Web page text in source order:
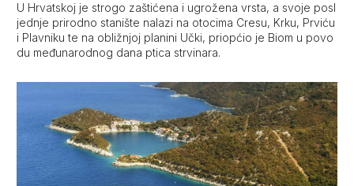
U Hrvatskoj je strogo zaštićena i ugrožena vrsta, a svoje posl
jednje prirodno stanište nalazi na otocima Cresu, Krku, Prviću
i Plavniku te na obližnjoj planini Učki, priopćio je Biom u povo
du međunarodnog dana ptica strvinara.